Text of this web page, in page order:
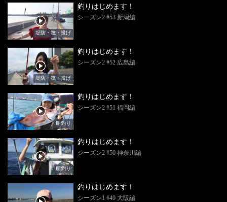
堤防・筏・投げ
釣りはじめます！
シーズン2 #53 新潟編
堤防・筏・投げ
釣りはじめます！
シーズン2 #52 広島編
船釣り
釣りはじめます！
シーズン2 #51 福岡編
船釣り
釣りはじめます！
シーズン2 #50 神奈川編
釣りはじめます！
シーズン1 #49 大阪編